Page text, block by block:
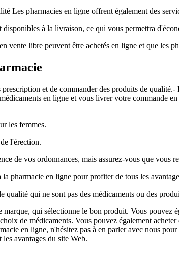
Les pharmacies en ligne offrent également des
à la livraison, ce qui vous permettra
vente libre peuvent être achetés en ligne et que les
prescription et de commander des produits de
en ligne et vous livrer votre commande
les femmes.
l'érection.
de vos ordonnances, mais assurez-vous que vous
pharmacie en ligne pour profiter de tous les
qui ne sont pas des médicaments ou des
qui sélectionne le bon produit. Vous
de médicaments. Vous pouvez également
en ligne, n'hésitez pas à en parler avec nous
avantages du site Web.